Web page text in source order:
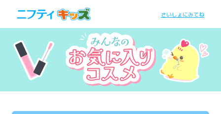
さいしょにみてね